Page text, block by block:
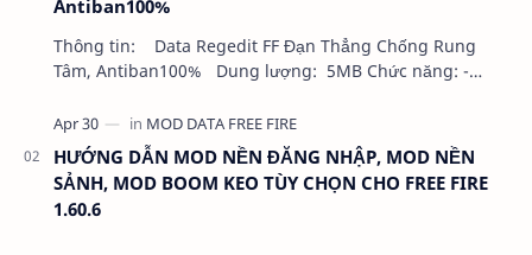
Antiban100%
Thông tin: Data Regedit FF Đạn Thẳng Chống Rung
Tâm, Antiban100% Dung lượng: 5MB Chức năng: -
HƯỚNG DẪN MOD NỀN ĐĂNG NHẬP, MOD NỀN
SẢNH, MOD BOOM KEO TÙY CHỌN CHO FREE FIRE
1.60.6